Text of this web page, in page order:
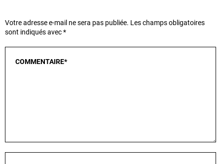
Votre adresse e-mail ne sera pas publiée. Les champs obligatoires
sont indiqués avec*